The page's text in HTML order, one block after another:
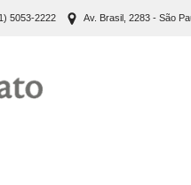
5053-2222 Av. Brasil, 2283 - São